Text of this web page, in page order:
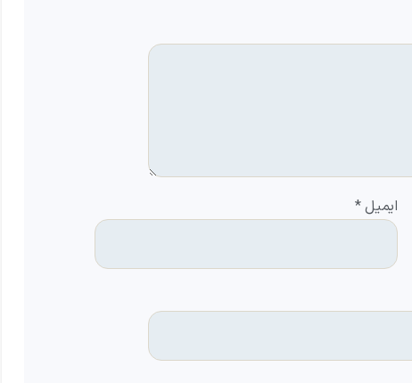
ایمیل*